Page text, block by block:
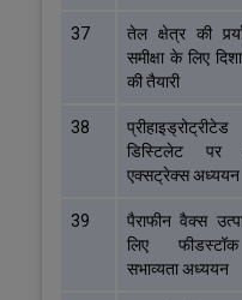
37
तेल क्षेत्र की
समीक्षा के लिए
की तैयारी
38
डिस्टिलेट पर
एक्सट्रेक्स अध्ययन
39
पैराफीन वैक्स
लिए
सभाव्यता अध्ययन